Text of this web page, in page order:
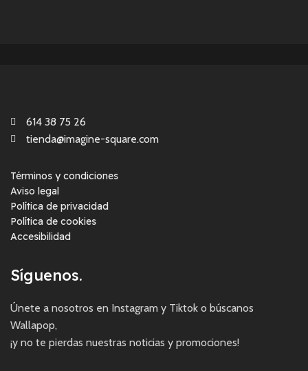
614 38 75 26
tienda@imagine-square.com
Términos y condiciones
Aviso legal
Política de privacidad
Política de cookies
Accesibilidad
Síguenos.
Únete a nosotros en Instagram y Tiktok o búscanos
Wallapop,
¡y no te pierdas nuestras noticias y promociones!